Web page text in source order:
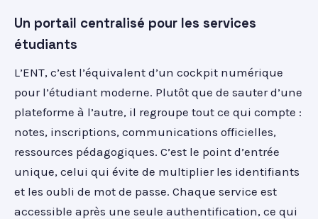
Un portail centralisé pour les services
étudiants
L’ENT, c’est l’équivalent d’un cockpit numérique
pour l’étudiant moderne. Plutôt que de sauter d’une
plateforme à l’autre, il regroupe tout ce qui compte :
notes, inscriptions, communications officielles,
ressources pédagogiques. C’est le point d’entrée
unique, celui qui évite de multiplier les identifiants
et les oubli de mot de passe. Chaque service est
accessible après une seule authentification, ce qui